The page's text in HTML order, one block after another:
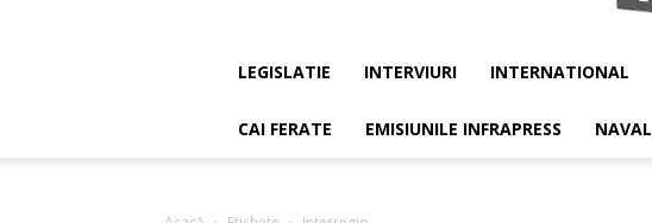
LEGISLATIE INTERVIURI INTERNATIONAL
CAI FERATE EMISIUNILE INFRAPRESS NAVAL